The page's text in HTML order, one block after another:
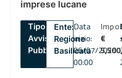
imprese lucane
Tipo:
Avviso
Pubblico
Ente:
Regione
Basilicata
Data
inizio:
06/07/2026
00:00
€